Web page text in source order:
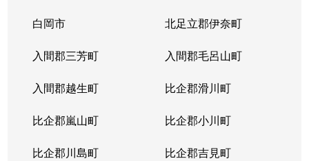
白岡市 北足立郡伊奈町
入間郡三芳町 入間郡毛呂山町
入間郡越生町 比企郡滑川町
比企郡嵐山町 比企郡小川町
比企郡川島町 比企郡吉見町